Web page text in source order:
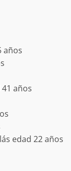
años
años
edad 22 años
otorga medalla
cinco mujeres